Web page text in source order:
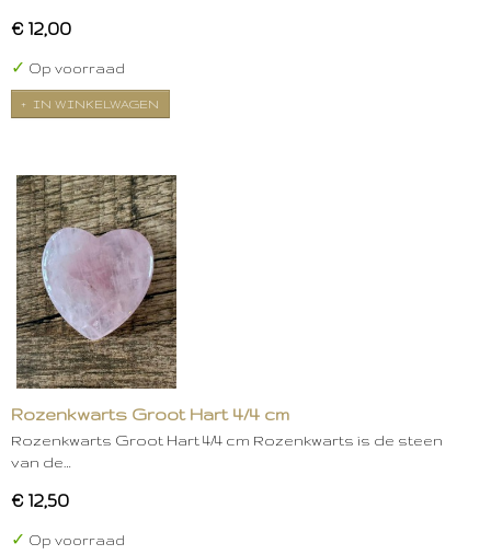
€ 12,00
✓ Op voorraad
IN WINKELWAGEN
Rozenkwarts Groot Hart 4/4 cm
Rozenkwarts Groot Hart 4/4 cm Rozenkwarts is de steen
van de…
€ 12,50
✓ Op voorraad